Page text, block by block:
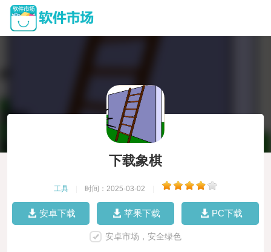
下载象棋
工具 时间：2025-03-02
安卓下载 苹果下载 PC下载
安卓市场，安全绿色